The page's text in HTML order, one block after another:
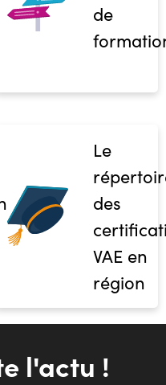
de
Le
des
VAE en
région
l'actu !